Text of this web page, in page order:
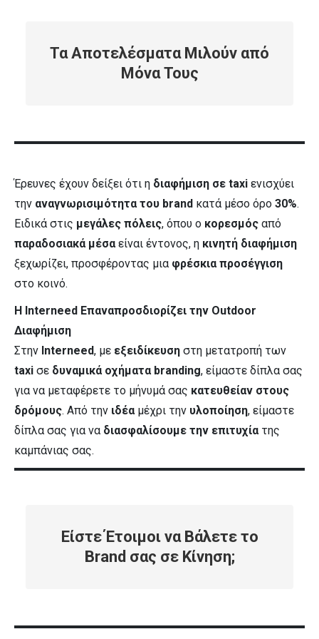
Τα Αποτελέσματα Μιλούν από
Μόνα Τους
Έρευνες έχουν δείξει ότι η διαφήμιση σε taxi ενισχύει
την αναγνωρισιμότητα του brand κατά μέσο όρο 30%.
Ειδικά στις μεγάλες πόλεις, όπου ο κορεσμός από
παραδοσιακά μέσαείναι έντονος, η κινητή διαφήμιση
ξεχωρίζει, προσφέροντας μια φρέσκια προσέγγιση
στο κοινό.
Η Interneed Επαναπροσδιορίζει την Outdoor
Διαφήμιση
Στην Interneed, με εξειδίκευση στη μετατροπή των
taxi σε δυναμικά οχήματα branding, είμαστε δίπλα σας
για να μεταφέρετε το μήνυμά σας κατευθείαν στους
δρόμους. Από την ιδέαμέχρι την υλοποίηση, είμαστε
δίπλα σας για να διασφαλίσουμε την επιτυχίατης
καμπάνιας σας.
Είστε Έτοιμοι να Βάλετε το
Brand σας σε Κίνηση;